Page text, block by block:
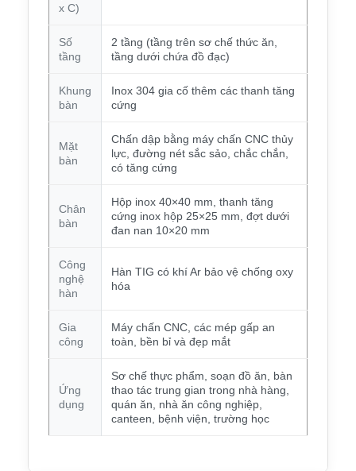
x C)
Số
tầng
2 tầng (tầng trên sơ chế thức ăn,
tầng dưới chứa đồ đạc)
Khung
bàn
Inox 304 gia cố thêm các thanh tăng
cứng
Mặt
bàn
Chấn dập bằng máy chấn CNC thủy
lực, đường nét sắc sảo, chắc chắn,
có tăng cứng
Chân
bàn
Hộp inox 40×40 mm, thanh tăng
cứng inox hộp 25×25 mm, đợt dưới
đan nan 10×20 mm
Công
nghệ
hàn
Hàn TIG có khí Ar bảo vệ chống oxy
hóa
Gia
công
Máy chấn CNC, các mép gấp an
toàn, bền bỉ và đẹp mắt
Ứng
dụng
Sơ chế thực phẩm, soạn đồ ăn, bàn
thao tác trung gian trong nhà hàng,
quán ăn, nhà ăn công nghiệp,
canteen, bệnh viện, trường học